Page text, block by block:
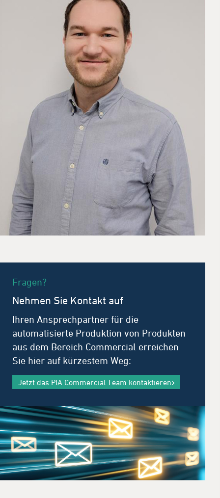
Fragen?
Nehmen Sie Kontakt auf
Ihren Ansprechpartner für die
automatisierte Produktion von Produkten
aus dem Bereich Commercial erreichen
Sie hier auf kürzestem Weg:
Jetzt das PIA Commercial Team kontaktieren